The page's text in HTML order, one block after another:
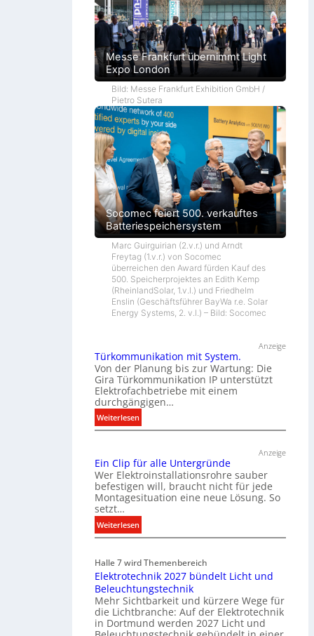
Messe Frankfurt übernimmt Light
Expo London
Bild: Messe Frankfurt Exhibition GmbH /
Pietro Sutera
Socomec feiert 500. verkauftes
Batteriespeichersystem
Marc Guirguirian (2.v.r.) und Arndt
Freytag (1.v.r.) von Socomec
überreichen den Award fürden Kauf des
500. Speicherprojektes an Edith Kemp
(RheinlandSolar, 1.v.l.) und Friedhelm
Enslin (Geschäftsführer BayWa r.e. Solar
Energy Systems, 2. v.l.) – Bild: Socomec
Anzeige
Türkommunikation mit System.
Von der Planung bis zur Wartung: Die
Gira Türkommunikation IP unterstützt
Elektrofachbetriebe mit einem
durchgängigen…
Weiterlesen:
T
r
k
o
m
u
n
k
a
t
i
o
n
Anzeige
Ein Clip für alle Untergründe
Wer Elektroinstallationsrohre sauber
befestigen will, braucht nicht für jede
Montagesituation eine neue Lösung. So
setzt…
Weiterlesen:
E
n
C
l
i
p
f
Halle 7 wird Themenbereich
Elektrotechnik 2027 bündelt Licht und
Beleuchtungstechnik
Mehr Sichtbarkeit und kürzere Wege für
die Lichtbranche: Auf der Elektrotechnik
in Dortmund werden 2027 Licht und